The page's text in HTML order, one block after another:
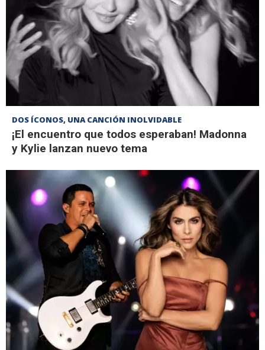
DOS ÍCONOS, UNA CANCIÓN INOLVIDABLE
¡El encuentro que todos esperaban! Madonna
y Kylie lanzan nuevo tema